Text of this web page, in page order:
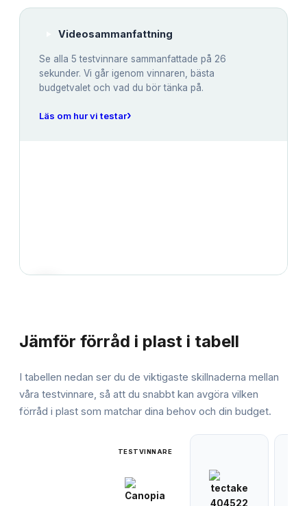
Videosammanfattning
Se alla 5 testvinnare sammanfattade på 26
sekunder. Vi går igenom vinnaren, bästa
budgetvalet och vad du bör tänka på.
Läs om hur vi testar›
Jämför förråd i plast i tabell
I tabellen nedan ser du de viktigaste skillnaderna mellan
våra testvinnare, så att du snabbt kan avgöra vilken
förråd i plast som matchar dina behov och din budget.
TESTVINNARE